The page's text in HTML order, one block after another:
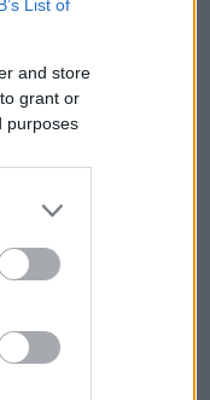
List of
and store
grant or
purposes